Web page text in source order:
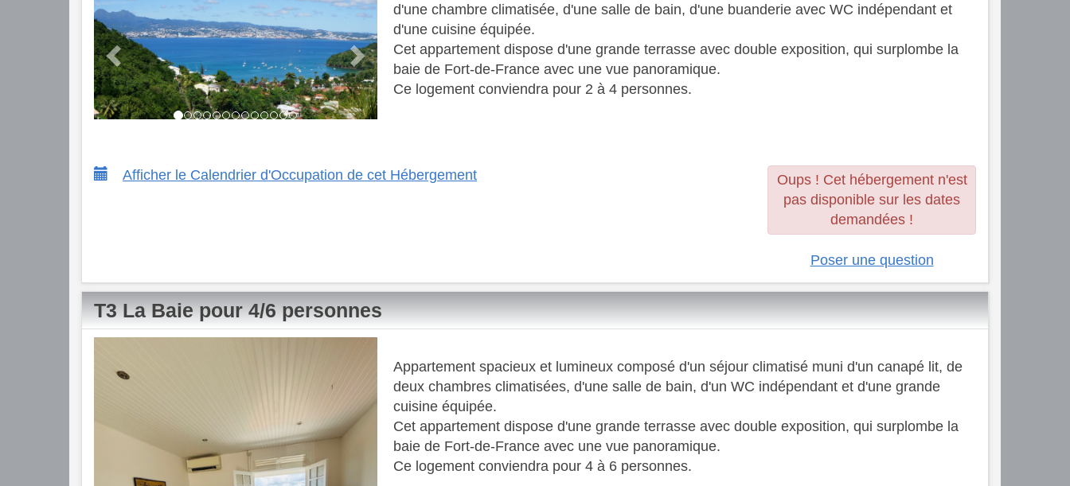
d'une chambre climatisée, d'une salle de bain, d'une buanderie avec WC indépendant et
d'une cuisine équipée.
​ Cet appartement dispose d'une grande terrasse avec double exposition, qui surplombe la
baie de Fort-de-France avec une vue panoramique.
​ Ce logement conviendra pour 2 à 4 personnes.
Afficher le Calendrier d'Occupation de cet Hébergement
Oups ! Cet hébergement n'est
pas disponible sur les dates
demandées !
Poser une question
T3 La Baie pour 4/6 personnes
Appartement spacieux et lumineux composé d'un séjour climatisé muni d'un canapé lit, de
deux chambres climatisées, d'une salle de bain, d'un WC indépendant et d'une grande
cuisine équipée.
Cet appartement dispose d'une grande terrasse avec double exposition, qui surplombe la
baie de Fort-de-France avec une vue panoramique.
Ce logement conviendra pour 4 à 6 personnes.